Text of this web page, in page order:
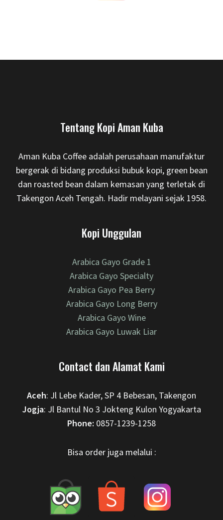
Tentang Kopi Aman Kuba
Aman Kuba Coffee adalah perusahaan manufaktur
bergerak di bidang produksi bubuk kopi, green bean
dan roasted bean dalam kemasan yang terletak di
Takengon Aceh Tengah. Hadir melayani sejak 1958.
Kopi Unggulan
Arabica Gayo Grade 1
Arabica Gayo Specialty
Arabica Gayo Pea Berry
Arabica Gayo Long Berry
Arabica Gayo Wine
Arabica Gayo Luwak Liar
Contact dan Alamat Kami
Aceh: Jl Lebe Kader, SP 4 Bebesan, Takengon
Jogja: Jl Bantul No 3 Jokteng Kulon Yogyakarta
Phone: 0857-1239-1258
Bisa order juga melalui :